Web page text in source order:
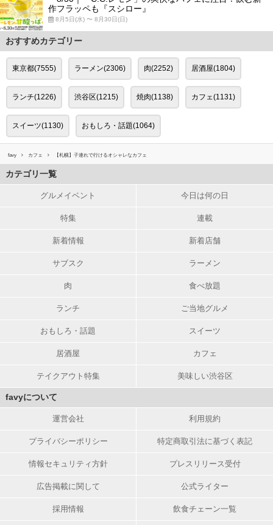
作フラッペも『スシロー』
8月5日(水) 〜 8月30日(日)
おすすめカテゴリー
東京都(7555) ラーメン(2306) 肉(2252) 居酒屋(1804)
ランチ(1226) 渋谷区(1215) 焼肉(1138) カフェ(1131)
スイーツ(1130) おもしろ・話題(1064)
favy カフェ 【札幌】子連れで行けるオシャレなカフェ
カテゴリ一覧
グルメイベント 今日は何の日
特集 連載
新着情報 新着店舗
サブスク ラーメン
肉 食べ放題
ランチ ご当地グルメ
おもしろ・話題 スイーツ
居酒屋 カフェ
テイクアウト特集 美味しい渋谷区
favyについて
運営会社 利用規約
プライバシーポリシー 特定商取引法に基づく表記
情報セキュリティ方針 プレスリリース受付
広告掲載に関して 公式ライター
採用情報 飲食チェーン一覧